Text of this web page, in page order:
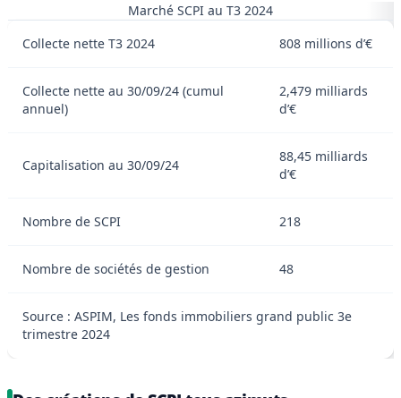
Marché SCPI au T3 2024
Collecte nette T3 2024
808 millions d’€
Collecte nette au 30/09/24 (cumul
annuel)
2,479 milliards
d’€
Capitalisation au 30/09/24
88,45 milliards
d’€
Nombre de SCPI 218
Nombre de sociétés de gestion 48
Source : ASPIM, Les fonds immobiliers grand public 3e
trimestre 2024